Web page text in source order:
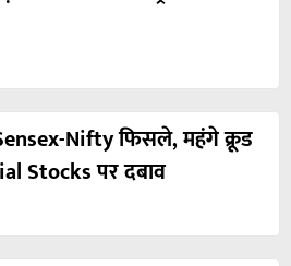
Nifty फिसले, महंगे क्रूड
Stocks पर दबाव